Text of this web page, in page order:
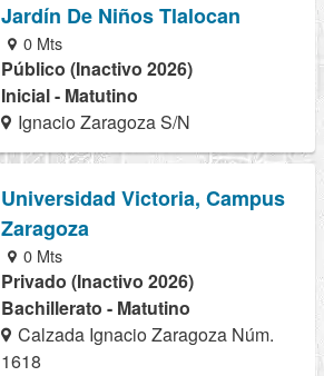
Jardín De Niños Tlalocan
0 Mts
Público (Inactivo 2026)
Inicial - Matutino
Ignacio Zaragoza S/N
Universidad Victoria, Campus
Zaragoza
0 Mts
Privado (Inactivo 2026)
Bachillerato - Matutino
Calzada Ignacio Zaragoza Núm.
1618